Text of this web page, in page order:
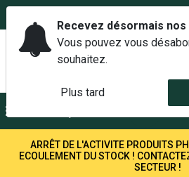
ARRÊT DE L'ACTIVITE PRODUITS
ECOULEMENT DU STOCK !
SECTEUR !
Recevez désormais
Vous pouvez vous
souhaitez.
Plus tard